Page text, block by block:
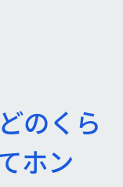
のくら
ホン